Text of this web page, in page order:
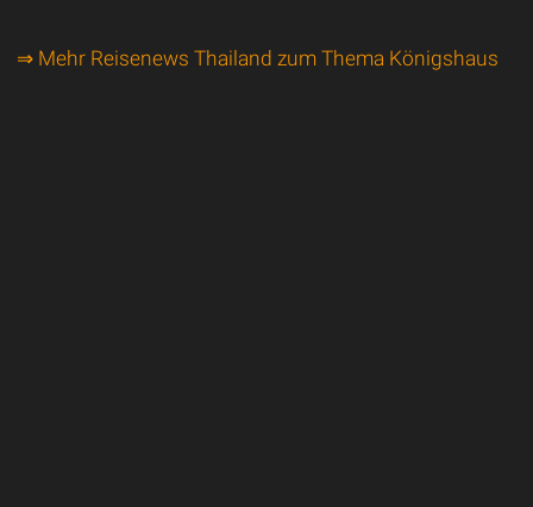
⇒ Mehr Reisenews Thailand zum Thema Königshaus